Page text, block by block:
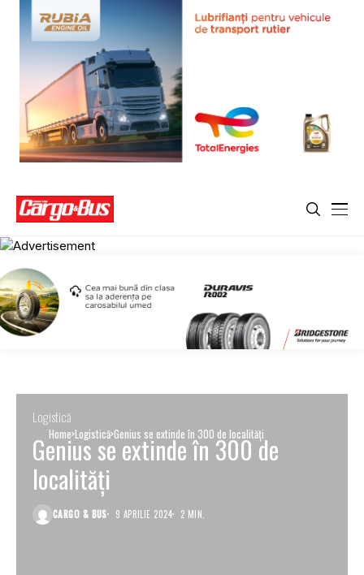
Home Logistică Genius se extinde în 300 de localități
Logistică
Genius se extinde în 300 de
localități
CARGO & BUS 9 APRILIE 2024 2 MIN.